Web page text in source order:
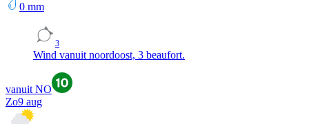
0 mm
3
Wind vanuit noordoost, 3 beaufort.
vanuit NO
Zo9 aug